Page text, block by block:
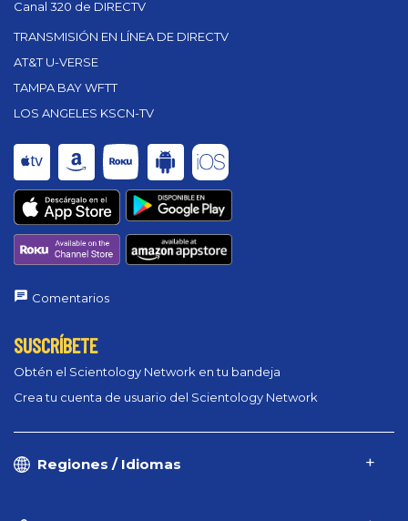
Canal 320 de DIRECTV
TRANSMISIÓN EN LÍNEA DE DIRECTV
AT&T U-VERSE
TAMPA BAY WFTT
LOS ANGELES KSCN-TV
Comentarios
SUSCRÍBETE
Obtén el Scientology Network en tu bandeja
Crea tu cuenta de usuario del Scientology Network
Regiones / Idiomas